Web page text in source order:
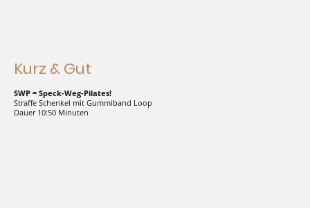
Kurz & Gut
SWP = Speck-Weg-Pilates!
Straffe Schenkel mit Gummiband Loop
Dauer 10:50 Minuten